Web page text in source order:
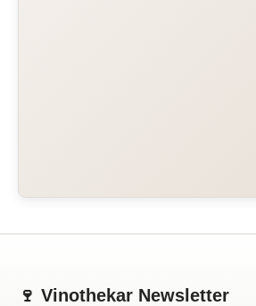
🍷 Vinothekar Newsletter